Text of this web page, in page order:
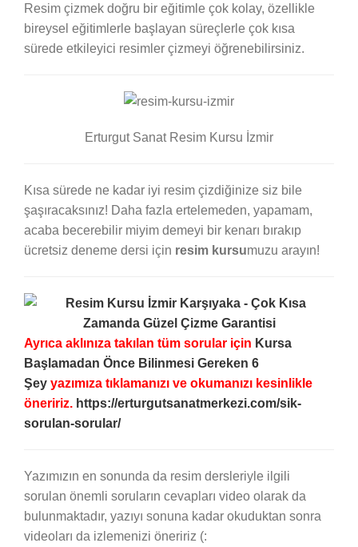
Resim çizmek doğru bir eğitimle çok kolay, özellikle
bireysel eğitimlerle başlayan süreçlerle çok kısa
sürede etkileyici resimler çizmeyi öğrenebilirsiniz.
Erturgut Sanat Resim Kursu İzmir
Kısa sürede ne kadar iyi resim çizdiğinize siz bile
şaşıracaksınız! Daha fazla ertelemeden, yapamam,
acaba becerebilir miyim demeyi bir kenarı bırakıp
ücretsiz deneme dersi için resim kursumuzu arayın!
Ayrıca aklınıza takılan tüm sorular için Kursa
Başlamadan Önce Bilinmesi Gereken 6
Şeyyazımıza tıklamanızı ve okumanızı kesinlikle
öneririz. https://erturgutsanatmerkezi.com/sik-
sorulan-sorular/
Yazımızın en sonunda da resim dersleriyle ilgili
sorulan önemli soruların cevapları video olarak da
bulunmaktadır, yazıyı sonuna kadar okuduktan sonra
videoları da izlemenizi öneririz (: